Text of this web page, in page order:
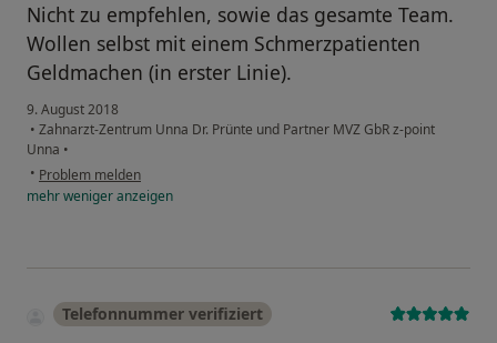
Nicht zu empfehlen, sowie das gesamte Team.
Wollen selbst mit einem Schmerzpatienten
Geldmachen (in erster Linie).
9. August 2018
• Zahnarzt-Zentrum Unna Dr. Prünte und Partner MVZ GbR z-point
Unna •
• Problem melden
mehrwenigeranzeigen
Telefonnummer verifiziert